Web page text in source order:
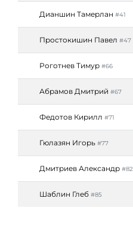
Дианшин Тамерлан #41
Простокишин Павел #47
Роготнев Тимур #66
Абрамов Дмитрий #67
Федотов Кирилл #71
Гюлазян Игорь #77
Дмитриев Александр #82
Шаблин Глеб #85